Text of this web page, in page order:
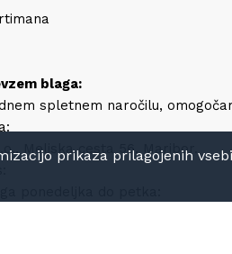
blaga:
spletnem naročilu,
Meljska cesta 56, Maribor.
prikaza prilagojenih